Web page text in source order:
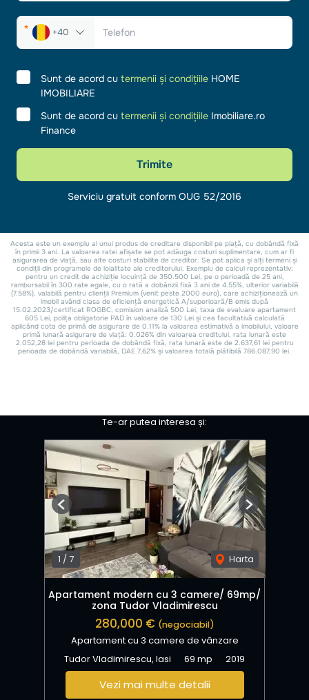
Te-ar putea interesa și:
1 / 7 Harta
Previous Next
Apartament modern cu 3 camere/ 69mp/
zona Tudor Vladimirescu
280,000 € (negociabil)
Apartament cu 3 camere de vânzare
Tudor Vladimirescu, Iasi
69 mp 2019
Vezi mai multe detalii